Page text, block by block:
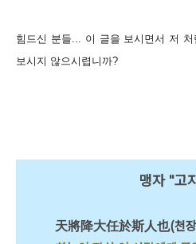
힘드신 분들... 이 글을 보시면서 저
보시지 않으시렵니까?
맹자 "고
天將降大任於斯人也(천장